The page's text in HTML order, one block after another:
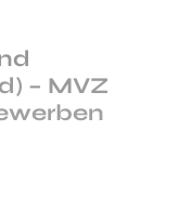
– MVZ